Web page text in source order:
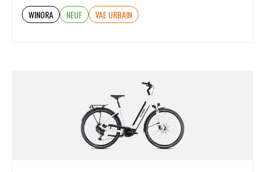
WINORA NEUF VAE URBAIN